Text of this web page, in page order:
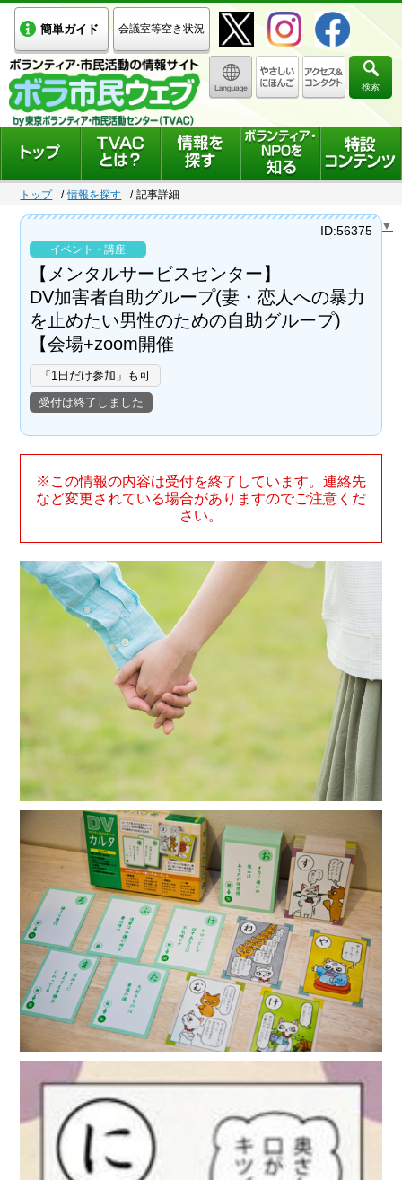
簡単ガイド 会議室等空き状況
検索
トップ 情報を探す 記事詳細
Select Language ▼
イベント・講座
【メンタルサービスセンター】
DV加害者自助グループ(妻・恋人への暴力
を止めたい男性のための自助グループ)
【会場+zoom開催
「1日だけ参加」も可
受付は終了しました
ID:56375
※この情報の内容は受付を終了しています。連絡先
など変更されている場合がありますのでご注意くだ
さい。